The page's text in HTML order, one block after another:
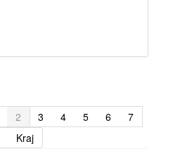
2 3 4 5 6
7
Kraj